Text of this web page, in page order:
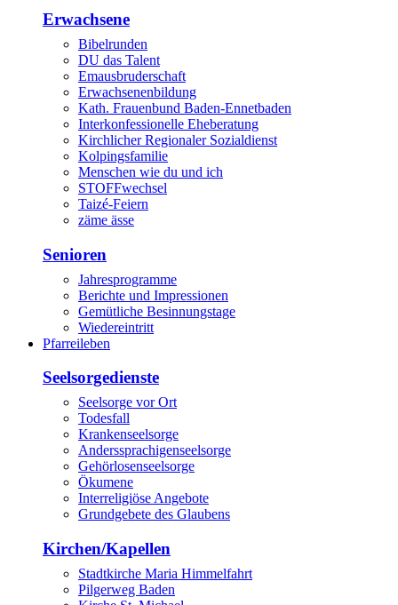
Erwachsene
Bibelrunden
DU das Talent
Emausbruderschaft
Erwachsenenbildung
Kath. Frauenbund Baden-Ennetbaden
Interkonfessionelle Eheberatung
Kirchlicher Regionaler Sozialdienst
Kolpingsfamilie
Menschen wie du und ich
STOFFwechsel
Taizé-Feiern
zäme ässe
Senioren
Jahresprogramme
Berichte und Impressionen
Gemütliche Besinnungstage
Wiedereintritt
Pfarreileben
Seelsorgedienste
Seelsorge vor Ort
Todesfall
Krankenseelsorge
Anderssprachigenseelsorge
Gehörlosenseelsorge
Ökumene
Interreligiöse Angebote
Grundgebete des Glaubens
Kirchen/Kapellen
Stadtkirche Maria Himmelfahrt
Pilgerweg Baden